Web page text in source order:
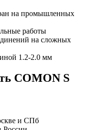
на промышленных
работы
на сложных
1.2-2.0 мм
COMON S
и СПб